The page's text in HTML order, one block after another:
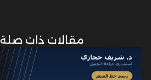
مقالات ذات صلة